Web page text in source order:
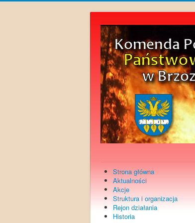
Strona główna
Aktualności
Akcje
Struktura i organizacja
Rejon działania
Historia